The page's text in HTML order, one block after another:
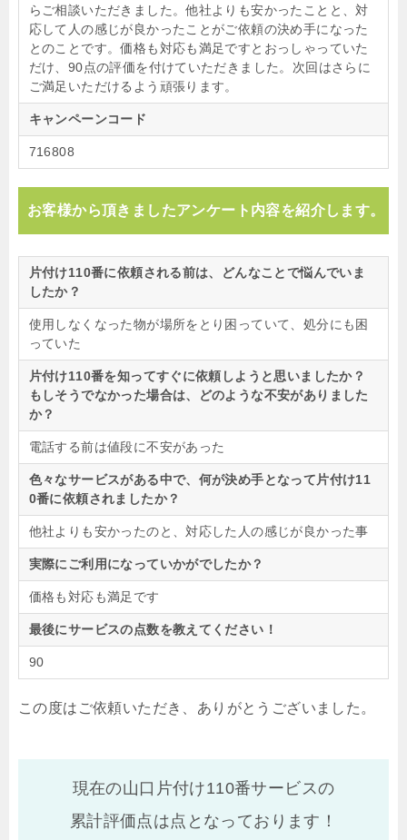
らご相談いただきました。他社よりも安かったことと、対
応して人の感じが良かったことがご依頼の決め手になった
とのことです。価格も対応も満足ですとおっしゃっていた
だけ、90点の評価を付けていただきました。次回はさらに
ご満足いただけるよう頑張ります。
キャンペーンコード
716808
お客様から頂きましたアンケート内容を紹介します。
片付け110番に依頼される前は、どんなことで悩んでいま
したか？
使用しなくなった物が場所をとり困っていて、処分にも困
っていた
片付け110番を知ってすぐに依頼しようと思いましたか？
もしそうでなかった場合は、どのような不安がありました
か？
電話する前は値段に不安があった
色々なサービスがある中で、何が決め手となって片付け11
0番に依頼されましたか？
他社よりも安かったのと、対応した人の感じが良かった事
実際にご利用になっていかがでしたか？
価格も対応も満足です
最後にサービスの点数を教えてください！
90
この度はご依頼いただき、ありがとうございました。
現在の山口片付け110番サービスの
累計評価点は点となっております！